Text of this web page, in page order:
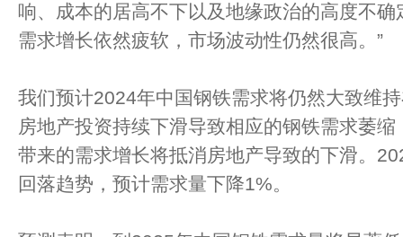
响、成本的居高不下以及地缘政治的高度不
需求增长依然疲软，市场波动性仍然很高。”
我们预计2024年中国钢铁需求将仍然大致维
房地产投资持续下滑导致相应的钢铁需求萎
带来的需求增长将抵消房地产导致的下滑。
回落趋势，预计需求量下降1%。